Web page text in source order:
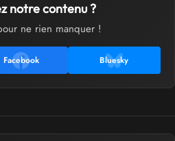
notre contenu ?
ne rien manquer !
Facebook Bluesky